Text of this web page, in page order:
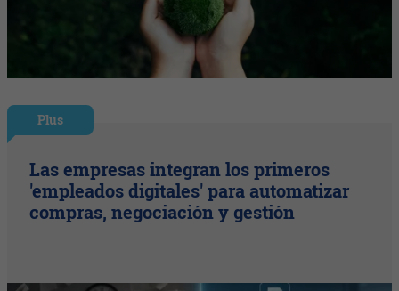
Plus
Las empresas integran los primeros
'empleados digitales' para automatizar
compras, negociación y gestión